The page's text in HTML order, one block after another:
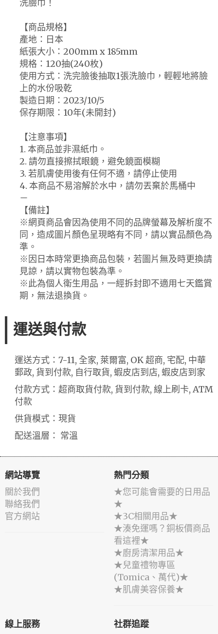
洗臉巾！
【商品規格】
產地：日本
紙張大小：200mm x 185mm
規格：120抽(240枚)
使用方式：洗完臉後抽取1張洗臉巾，輕輕地將臉
上的水份吸乾
製造日期：2023/10/5
保存期限：10年(未開封)
【注意事項】
1. 本商品並非濕紙巾。
2. 請勿直接擦拭眼鏡，避免鏡面模糊
3. 若肌膚使用後有任何不適，請停止使用
4. 本商品不易溶解於水中，請勿丟棄於馬桶中
－
【備註】
※網頁商品會因為使用不同的品牌螢幕及解析度不
同，造成圖片顏色呈現略有不同，請以實品顏色為
準。
※因日本時常更換商品包裝，若圖片無及時更換請
見諒，請以實物包裝為準。
※此為個人衛生用品，一經拆封即不適用七天鑑賞
期，無法退換貨。
運送與付款
運送方式：7-11, 全家, 萊爾富, OK 超商, 宅配, 中華
郵政, 貨到付款, 自行取貨, 蝦皮店到店, 蝦皮店到家
付款方式：超商取貨付款, 貨到付款, 線上刷卡, ATM
付款
供貨模式：現貨
配送溫層： 常溫
網站導覽
關於我們
聯絡我們
官方網站
熱門分類
★您可能會需要的日用品
★
★3C相關用品★
★湊免運嗎？銅板價商品
看這裡★
★廚房清潔用品★
★兒童禮物專區
(Tomica、萬代)★
★肌膚美容保養★
線上服務 社群追蹤